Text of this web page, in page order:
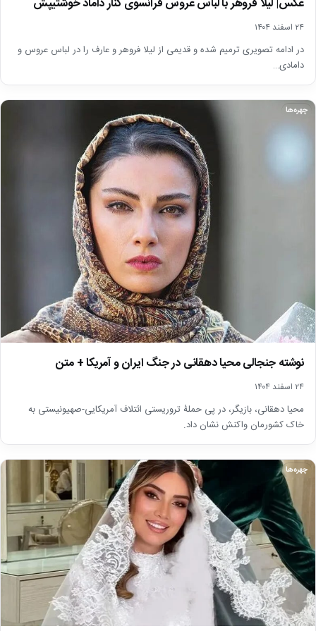
۲۴ اسفند ۱۴۰۴
در ادامه تصویری ترمیم شده و قدیمی از لیلا فروهر و عارف را در لباس عروس و
دامادی…
چهره‌ها
نوشته جنجالی محیا دهقانی در جنگ ایران و آمریکا + متن
۲۴ اسفند ۱۴۰۴
محیا دهقانی، بازیگر، در پی حملۀ تروریستی ائتلاف آمریکایی-صهیونیستی به
خاک کشورمان واکنش نشان داد.
چهره‌ها